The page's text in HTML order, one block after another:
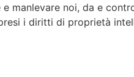
manlevare noi, da e
i diritti di proprietà